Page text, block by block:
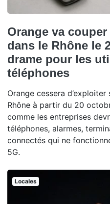
Orange va
dans le Rhône le
drame pour les
téléphones
Orange cessera
Rhône à partir du 20
comme les entreprises
téléphones, alarmes,
connectés qui ne
5G.
Locales